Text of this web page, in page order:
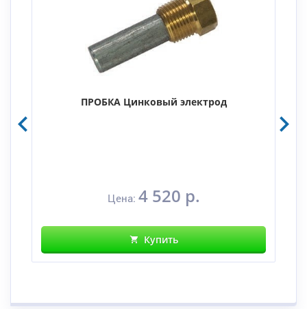
ПРОБКА Цинковый электрод
Цена: 4 520 р.
Купить